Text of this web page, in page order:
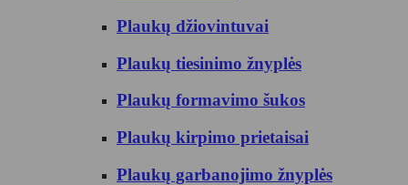
Plaukų džiovintuvai
Plaukų tiesinimo žnyplės
Plaukų formavimo šukos
Plaukų kirpimo prietaisai
Plaukų garbanojimo žnyplės